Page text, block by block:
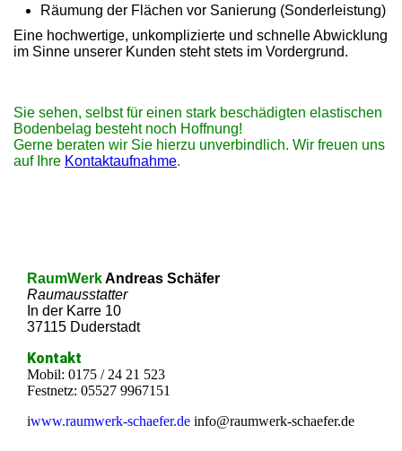
Räumung der Flächen vor Sanierung (Sonderleistung)
Eine hochwertige, unkomplizierte und schnelle Abwicklung
im Sinne unserer Kunden steht stets im Vordergrund.
Sie sehen, selbst für einen stark beschädigten elastischen
Bodenbelag besteht noch Hoffnung!
Gerne beraten wir Sie hierzu unverbindlich. Wir freuen uns
auf Ihre Kontaktaufnahme.
RaumWerkAndreas Schäfer
Raumausstatter
In der Karre 10
37115 Duderstadt
Kontakt
Mobil: 0175 / 24 21 523
Festnetz: 05527 9967151
iwww.raumwerk-schaefer.de info@raumwerk-schaefer.de